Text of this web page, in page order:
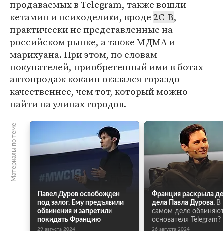
продаваемых в Telegram, также вошли
кетамин и психоделики, вроде2C-B,
практически не представленные на
российском рынке, а также МДМА и
марихуана. При этом, по словам
покупателей, приобретенный ими в ботах
автопродаж кокаин оказался гораздо
качественнее, чем тот, который можно
найти на улицах городов.
Материалы по теме
Павел Дуров освобожден
под залог. Ему предъявили
обвинения и запретили
покидать Францию
29 августа 2024
Франция раскрыла
дела Павла Дурова. В
самом деле
основателя Telegram?
26 августа 2024